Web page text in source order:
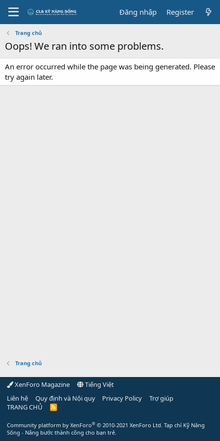
Đăng nhập Register
Trang chủ
Oops! We ran into some problems.
An error occurred while the page was being generated. Please
try again later.
Trang chủ
XenForo Magazine
Tiếng Việt
Liên hệ
Quy định và Nội quy Privacy Policy
Trợ giúp
TRANG CHỦ
R
Community platform by XenForo® © 2010-2021 XenForo Ltd. Tạp chí Kỹ Năng
Sống - Nâng bước thành công cho bạn trẻ.